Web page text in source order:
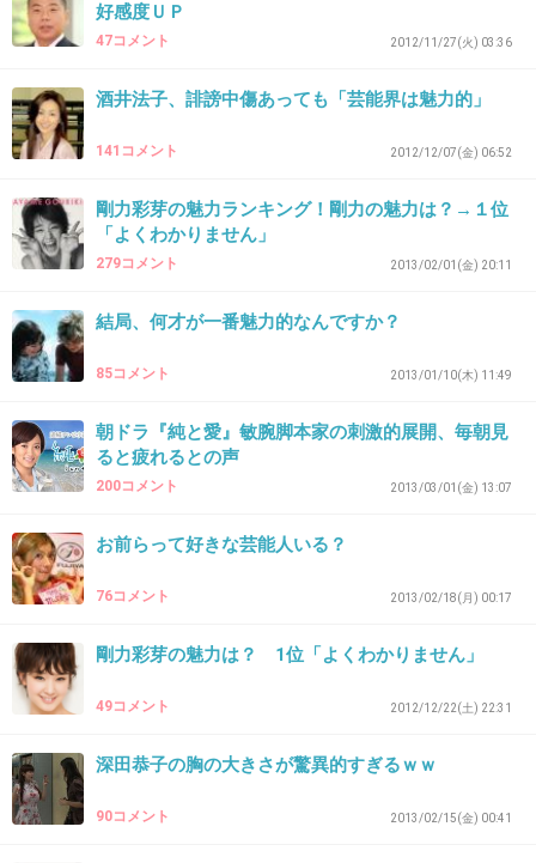
森本レオ
35. 匿名2012/12/08(土) 00:22:12
ベジータの声の人
36. 匿名2012/12/08(土) 00:22:20
小山茉美
+4 -2
まさかまさか堺雅人をお忘れか？
38. 匿名2012/12/08(土) 00:25:25
中田譲治さん。
渋い声に惚れ惚れします。
+4 -1
好感度ＵＰ
47コメント 2012/11/27(火) 03:36
酒井法子、誹謗中傷あっても「芸能界は魅力的」
141コメント 2012/12/07(金) 06:52
剛力彩芽の魅力ランキング！剛力の魅力は？→１位
「よくわかりません」
279コメント 2013/02/01(金) 20:11
結局、何才が一番魅力的なんですか？
85コメント 2013/01/10(木) 11:49
朝ドラ『純と愛』敏腕脚本家の刺激的展開、毎朝見
ると疲れるとの声
200コメント 2013/03/01(金) 13:07
お前らって好きな芸能人いる？
76コメント 2013/02/18(月) 00:17
剛力彩芽の魅力は？ 1位「よくわかりません」
49コメント 2012/12/22(土) 22:31
深田恭子の胸の大きさが驚異的すぎるｗｗ
90コメント 2013/02/15(金) 00:41